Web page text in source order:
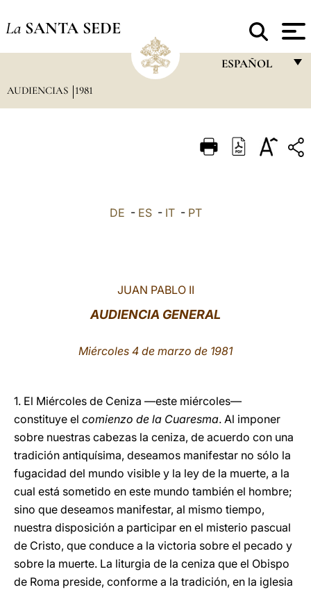
La SANTA SEDE
ESPAÑOL
ITALIANO
AUDIENCIAS 1981
DE - ES- IT- PT
JUAN PABLO II
AUDIENCIA GENERAL
Miércoles 4 de marzo de 1981
1. El Miércoles de Ceniza —este miércoles—
constituye el comienzo de la Cuaresma. Al imponer
sobre nuestras cabezas la ceniza, de acuerdo con una
tradición antiquísima, deseamos manifestar no sólo la
fugacidad del mundo visible y la ley de la muerte, a la
cual está sometido en este mundo también el hombre;
sino que deseamos manifestar, al mismo tiempo,
nuestra disposición a participar en el misterio pascual
de Cristo, que conduce a la victoria sobre el pecado y
sobre la muerte. La liturgia de la ceniza que el Obispo
de Roma preside, conforme a la tradición, en la iglesia